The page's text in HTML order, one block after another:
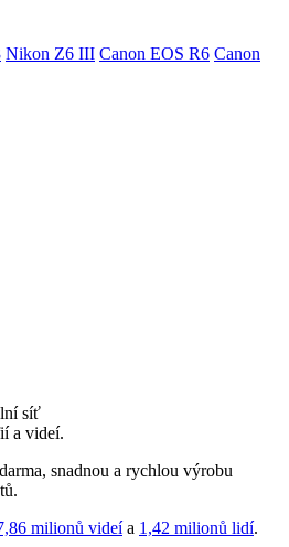
Nikon Z6 III Canon EOS R6 Canon
síť
a videí.
snadnou a rychlou výrobu
milionů videía 1,42 milionů lidí.